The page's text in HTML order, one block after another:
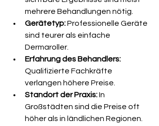
mehrere Behandlungen nötig.
Gerätetyp: Professionelle Geräte
sind teurer als einfache
Dermaroller.
Erfahrung des Behandlers:
Qualifizierte Fachkräfte
verlangen höhere Preise.
Standort der Praxis: In
Großstädten sind die Preise oft
höher als in ländlichen Regionen.